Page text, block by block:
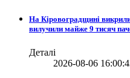
На Кіровоградщині
вилучили майже 9 тисяч
Деталі
2026-08-06